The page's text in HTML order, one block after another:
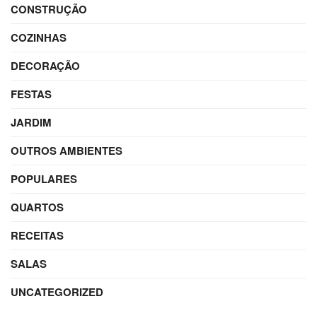
CONSTRUÇÃO
COZINHAS
DECORAÇÃO
FESTAS
JARDIM
OUTROS AMBIENTES
POPULARES
QUARTOS
RECEITAS
SALAS
UNCATEGORIZED